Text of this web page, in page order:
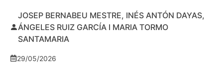
JOSEP BERNABEU MESTRE, INÉS ANTÓN DAYAS,
ÁNGELES RUIZ GARCÍA I MARIA TORMO
SANTAMARIA
29/05/2026